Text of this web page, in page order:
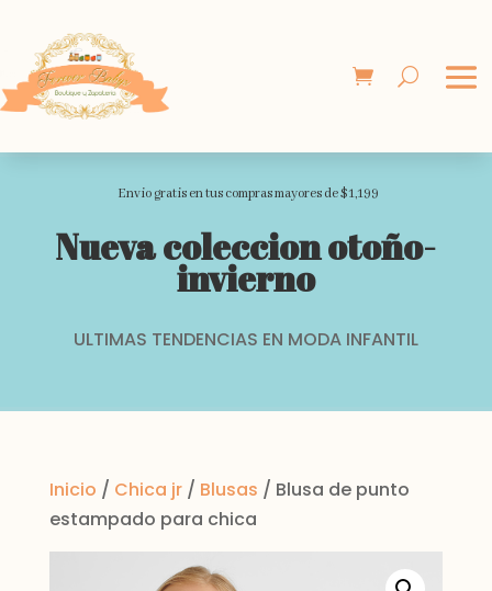
Envio gratis en tus compras mayores de $1,199
Nueva coleccion otoño-
invierno
ULTIMAS TENDENCIAS EN MODA INFANTIL
Inicio / Chica jr/ Blusas / Blusa de punto
estampado para chica